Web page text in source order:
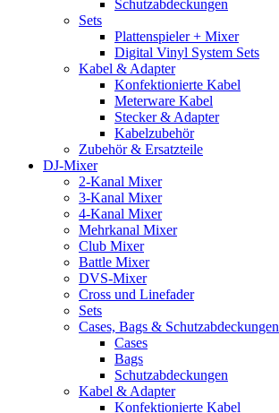
Schutzabdeckungen
Sets
Plattenspieler + Mixer
Digital Vinyl System Sets
Kabel & Adapter
Konfektionierte Kabel
Meterware Kabel
Stecker & Adapter
Kabelzubehör
Zubehör & Ersatzteile
DJ-Mixer
2-Kanal Mixer
3-Kanal Mixer
4-Kanal Mixer
Mehrkanal Mixer
Club Mixer
Battle Mixer
DVS-Mixer
Cross und Linefader
Sets
Cases, Bags & Schutzabdeckungen
Cases
Bags
Schutzabdeckungen
Kabel & Adapter
Konfektionierte Kabel